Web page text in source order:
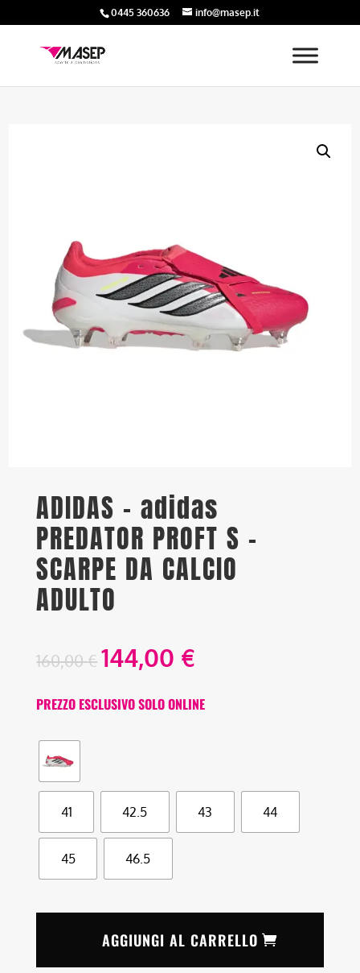
0445 360636 info@masep.it
ADIDAS – adidas
PREDATOR PROFT S –
SCARPE DA CALCIO
ADULTO
160,00€ 144,00 €
PREZZO ESCLUSIVO SOLO ONLINE
41 42.5 43 44
45 46.5
AGGIUNGI AL CARRELLO